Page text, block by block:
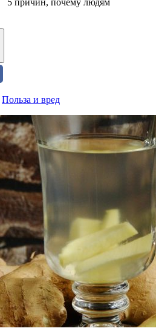
5 причин, почему людям
Польза и вред